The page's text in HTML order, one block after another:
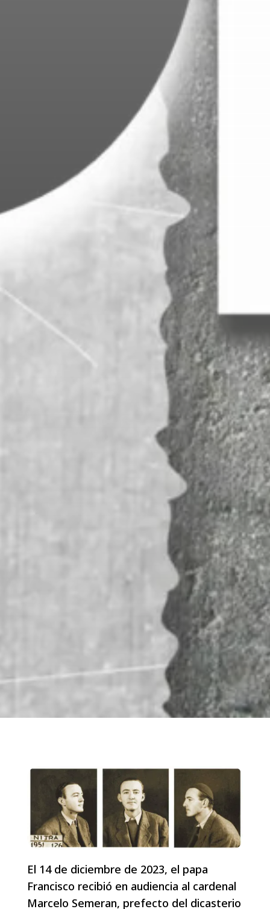
El 14 de diciembre de 2023, el papa
Francisco recibió en audiencia al cardenal
Marcelo Semeran, prefecto del dicasterio